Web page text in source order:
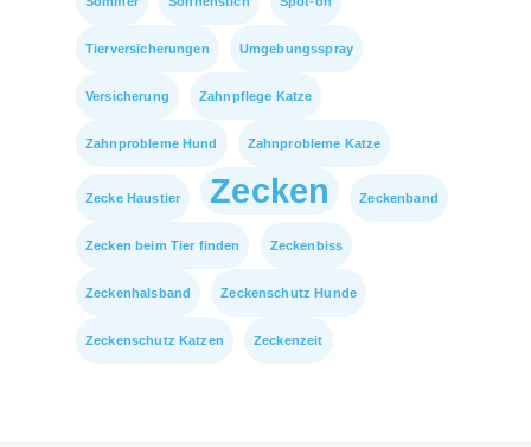
Tierversicherungen Umgebungsspray
Versicherung Zahnpflege Katze
Zahnprobleme Hund Zahnprobleme Katze
Zecke Haustier Zecken Zeckenband
Zecken beim Tier finden Zeckenbiss
Zeckenhalsband Zeckenschutz Hunde
Zeckenschutz Katzen Zeckenzeit